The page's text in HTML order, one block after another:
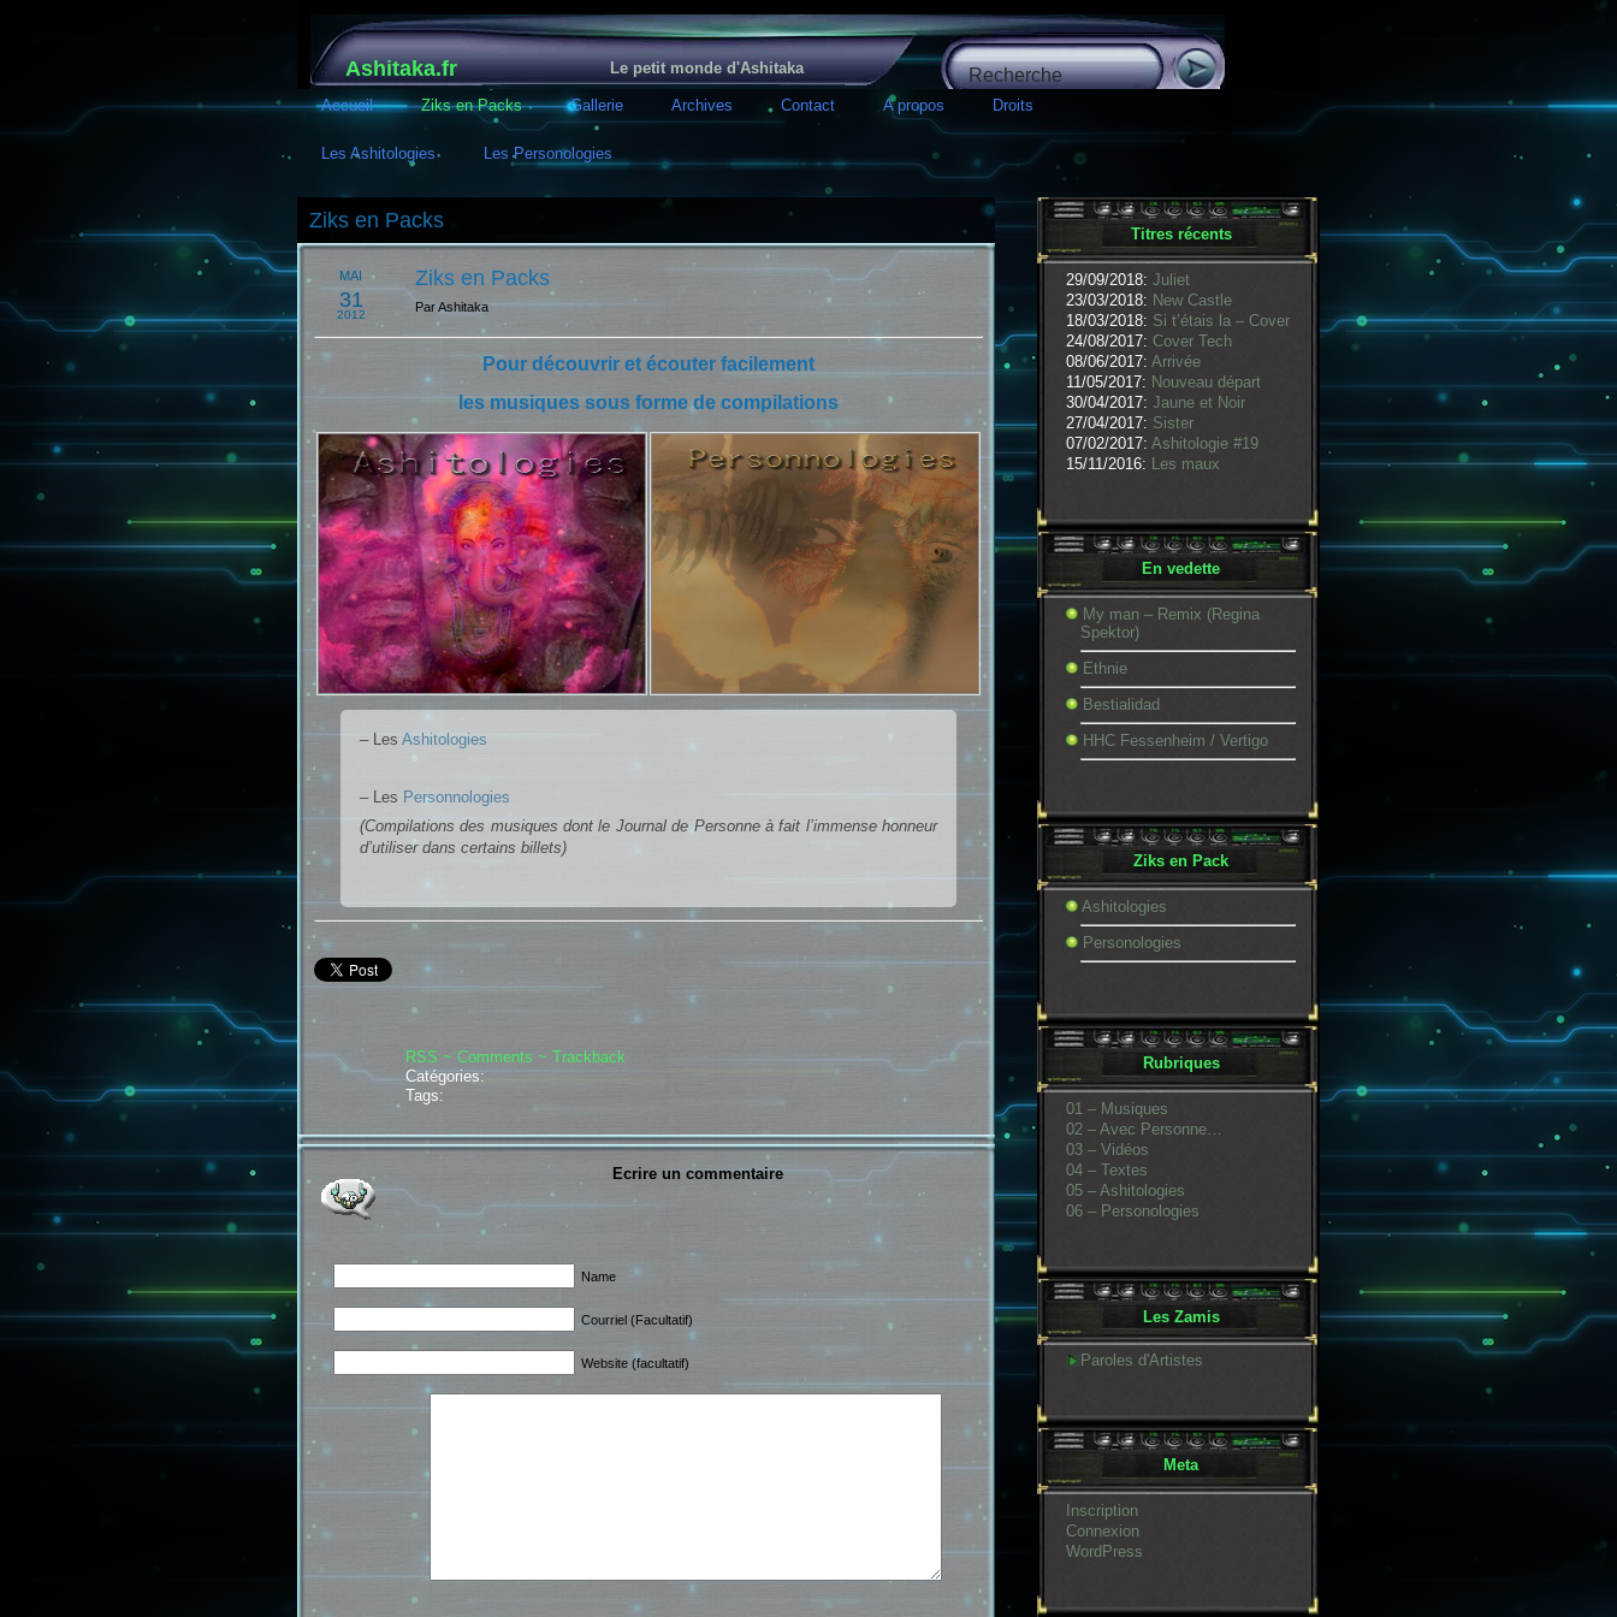
Ashitaka.fr Le petit monde d'Ashitaka
Accueil Ziks en Packs Gallerie Archives Contact A propos Droits
Les Ashitologies Les Personologies
Ziks en Packs
MAI
31
2012
Ziks en Packs
Par Ashitaka
Pour découvrir et écouter facilement
les musiques sous forme de compilations
– Les Ashitologies
– Les Personnologies
(Compilations des musiques dont le Journal de Personne à fait l’immense honneur
d’utiliser dans certains billets)
RSS ~ Comments ~ Trackback
Catégories:
Tags:
Ecrire un commentaire
Name
Courriel (Facultatif)
Website (facultatif)
Titres récents
29/09/2018: Juliet
23/03/2018: New Castle
18/03/2018: Si t’étais la – Cover
24/08/2017: Cover Tech
08/06/2017: Arrivée
11/05/2017: Nouveau départ
30/04/2017: Jaune et Noir
27/04/2017: Sister
07/02/2017: Ashitologie #19
15/11/2016: Les maux
En vedette
My man – Remix (Regina
Spektor)
Ethnie
Bestialidad
HHC Fessenheim / Vertigo
Ziks en Pack
Ashitologies
Personologies
Rubriques
01 – Musiques
02 – Avec Personne…
03 – Vidéos
04 – Textes
05 – Ashitologies
06 – Personologies
Les Zamis
Paroles d'Artistes
Meta
Inscription
Connexion
WordPress